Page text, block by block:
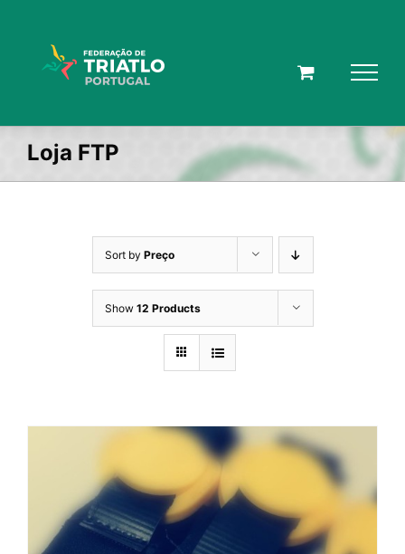
Loja FTP
Sort by Preço
Show 12 Products